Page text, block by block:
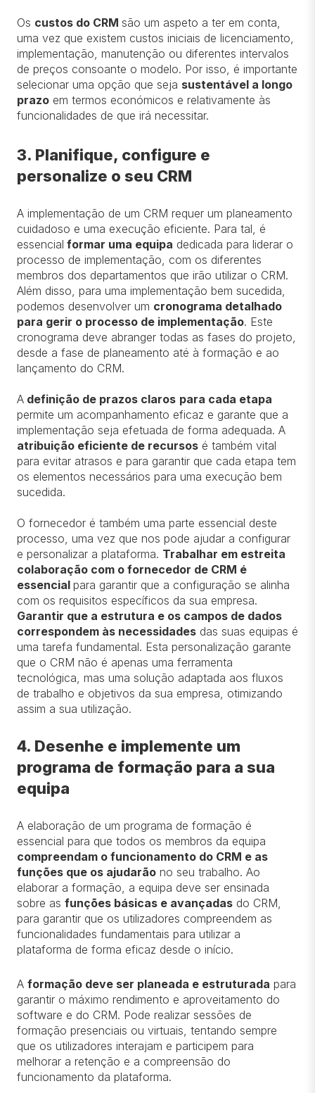
Os custos do CRM são um aspeto a ter em conta,
uma vez que existem custos iniciais de licenciamento,
implementação, manutenção ou diferentes intervalos
de preços consoante o modelo. Por isso, é importante
selecionar uma opção que seja sustentável a longo
prazo em termos económicos e relativamente às
funcionalidades de que irá necessitar.
3. Planifique, configure e
personalize o seu CRM
A implementação de um CRM requer um planeamento
cuidadoso e uma execução eficiente. Para tal, é
essencial formar uma equipa dedicada para liderar o
processo de implementação, com os diferentes
membros dos departamentos que irão utilizar o CRM.
Além disso, para uma implementação bem sucedida,
podemos desenvolver um cronograma detalhado
para gerir o processo de implementação. Este
cronograma deve abranger todas as fases do projeto,
desde a fase de planeamento até à formação e ao
lançamento do CRM.
A definição de prazos claros para cada etapa
permite um acompanhamento eficaz e garante que a
implementação seja efetuada de forma adequada. A
atribuição eficiente de recursos é também vital
para evitar atrasos e para garantir que cada etapa tem
os elementos necessários para uma execução bem
sucedida.
O fornecedor é também uma parte essencial deste
processo, uma vez que nos pode ajudar a configurar
e personalizar a plataforma. Trabalhar em estreita
colaboração com o fornecedor de CRM é
essencial para garantir que a configuração se alinha
com os requisitos específicos da sua empresa.
Garantir que a estrutura e os campos de dados
correspondem às necessidades das suas equipas é
uma tarefa fundamental. Esta personalização garante
que o CRM não é apenas uma ferramenta
tecnológica, mas uma solução adaptada aos fluxos
de trabalho e objetivos da sua empresa, otimizando
assim a sua utilização.
4. Desenhe e implemente um
programa de formação para a sua
equipa
A elaboração de um programa de formação é
essencial para que todos os membros da equipa
compreendam o funcionamento do CRM e as
funções que os ajudarão no seu trabalho. Ao
elaborar a formação, a equipa deve ser ensinada
sobre as funções básicas e avançadas do CRM,
para garantir que os utilizadores compreendem as
funcionalidades fundamentais para utilizar a
plataforma de forma eficaz desde o início.
A formação deve ser planeada e estruturada para
garantir o máximo rendimento e aproveitamento do
software e do CRM. Pode realizar sessões de
formação presenciais ou virtuais, tentando sempre
que os utilizadores interajam e participem para
melhorar a retenção e a compreensão do
funcionamento da plataforma.